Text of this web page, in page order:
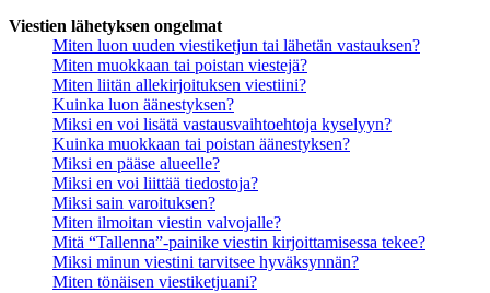
Viestien lähetyksen ongelmat
Miten luon uuden viestiketjun tai lähetän vastauksen?
Miten muokkaan tai poistan viestejä?
Miten liitän allekirjoituksen viestiini?
Kuinka luon äänestyksen?
Miksi en voi lisätä vastausvaihtoehtoja kyselyyn?
Kuinka muokkaan tai poistan äänestyksen?
Miksi en pääse alueelle?
Miksi en voi liittää tiedostoja?
Miksi sain varoituksen?
Miten ilmoitan viestin valvojalle?
Mitä “Tallenna”-painike viestin kirjoittamisessa tekee?
Miksi minun viestini tarvitsee hyväksynnän?
Miten tönäisen viestiketjuani?